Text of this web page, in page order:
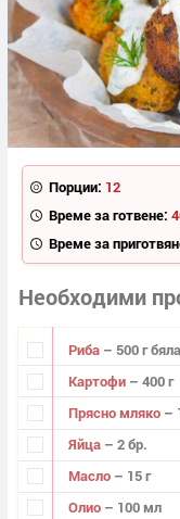
Порции: 12
Време за готвене:
Време за
Необходими
Риба – 500 г бяла
Картофи – 400 г
Прясно мляко –
Яйца – 2 бр.
Масло – 15 г
Олио – 100 мл